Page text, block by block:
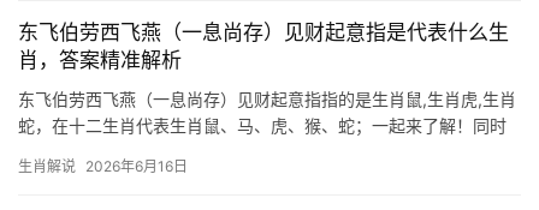
东飞伯劳西飞燕（一息尚存）见财起意指是代表什么生
肖，答案精准解析
东飞伯劳西飞燕（一息尚存）见财起意指指的是生肖鼠,生肖虎,生肖
蛇，在十二生肖代表生肖鼠、马、虎、猴、蛇；一起来了解！同时
句暗藏机锋的成语，恰似生肖鼠天生敏锐的财帛嗅觉，2026年对属
生肖解说 2026年6月16日